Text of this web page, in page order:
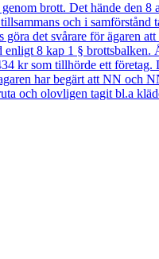
brott. Det hände den
och i
det svårare för ägaren
8 kap 1 §
kr som tillhörde ett
har begärt att NN och
och olovligen tagit bl.a